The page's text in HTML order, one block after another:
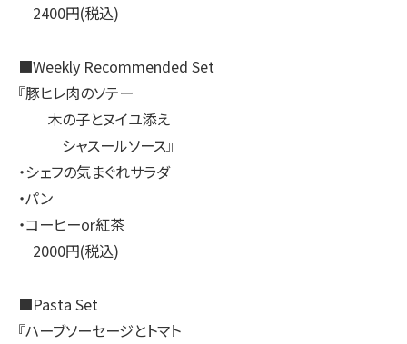
2400円(税込)
■Weekly Recommended Set
『豚ヒレ肉のソテー
木の子とヌイユ添え
シャスールソース』
・シェフの気まぐれサラダ
・パン
・コーヒーor紅茶
2000円(税込)
■Pasta Set
『ハーブソーセージとトマト